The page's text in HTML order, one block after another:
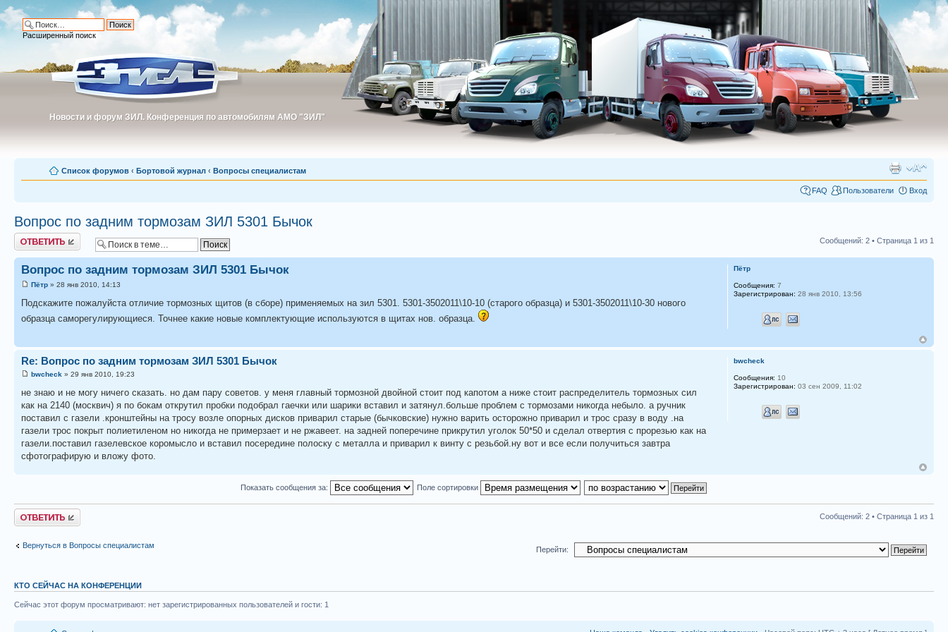
Новости и форум ЗИЛ. Конференция по автомобилям АМО "ЗИЛ"
Новости и форум ЗИЛ. Конференция по автомобилям АМО "ЗИЛ"
Расширенный поиск
Список форумов ‹ Бортовой журнал ‹ Вопросы специалистам
FAQ Пользователи Вход
Вопрос по задним тормозам ЗИЛ 5301 Бычок
Ответить Сообщений: 2 • Страница 1 из 1
Вопрос по задним тормозам ЗИЛ 5301 Бычок
Пётр » 28 янв 2010, 14:13
Подскажите пожалуйста отличие тормозных щитов (в сборе) применяемых на зил 5301. 5301-3502011\10-10 (старого образца) и 5301-3502011\10-30 нового
образца саморегулирующиеся. Точнее какие новые комплектующие используются в щитах нов. образца.
Пётр
Сообщения: 7
Зарегистрирован: 28 янв 2010, 13:56
Re: Вопрос по задним тормозам ЗИЛ 5301 Бычок
bwcheck » 29 янв 2010, 19:23
не знаю и не могу ничего сказать. но дам пару советов. у меня главный тормозной двойной стоит под капотом а ниже стоит распределитель тормозных сил
как на 2140 (москвич) я по бокам открутил пробки подобрал гаечки или шарики вставил и затянул.больше проблем с тормозами никогда небыло. а ручник
поставил с газели .кронштейны на тросу возле опорных дисков приварил старые (бычковские) нужно варить осторожно приварил и трос сразу в воду .на
газели трос покрыт полиетиленом но никогда не примерзает и не ржавеет. на задней поперечине прикрутил уголок 50*50 и сделал отвертия с прорезью как на
газели.поставил газелевское коромысло и вставил посередине полоску с металла и приварил к винту с резьбой.ну вот и все если получиться завтра
сфотографирую и вложу фото.
bwcheck
Сообщения: 10
Зарегистрирован: 03 сен 2009, 11:02
Показать сообщения за: Поле сортировки
Ответить Сообщений: 2 • Страница 1 из 1
Вернуться в Вопросы специалистам
Перейти:
КТО СЕЙЧАС НА КОНФЕРЕНЦИИ
Сейчас этот форум просматривают: нет зарегистрированных пользователей и гости: 1